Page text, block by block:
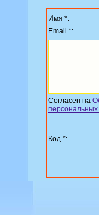
Имя *:
Email *:
Согласен на
Код *: